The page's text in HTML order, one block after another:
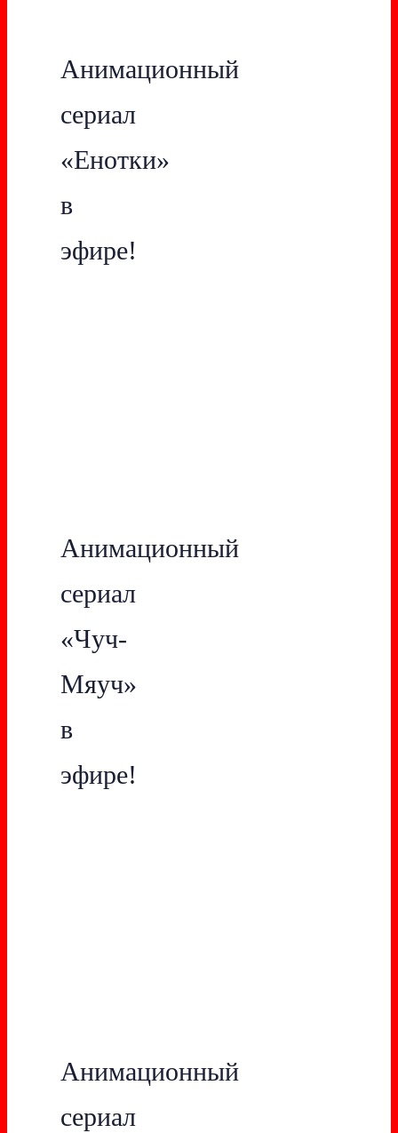
Анимационный
сериал
«Енотки»
в
эфире!
Анимационный
сериал
«Чуч-
Мяуч»
в
эфире!
Анимационный
сериал